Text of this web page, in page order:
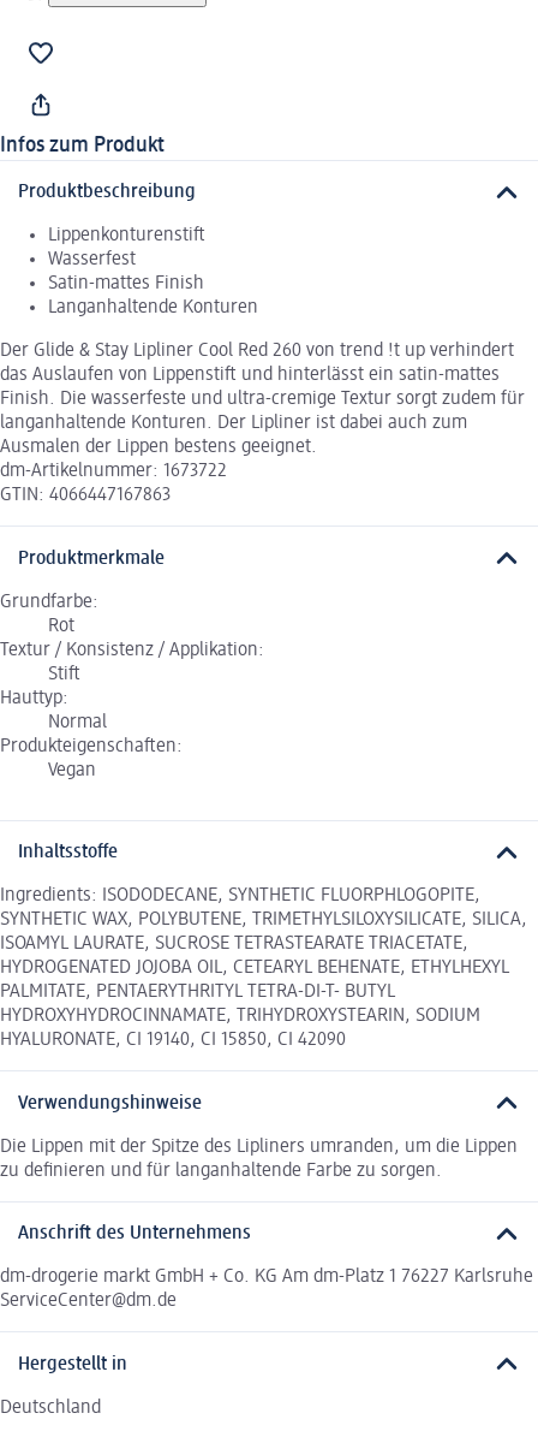
Infos zum Produkt
Produktbeschreibung
Lippenkonturenstift
Wasserfest
Satin-mattes Finish
Langanhaltende Konturen
Der Glide & Stay Lipliner Cool Red 260 von trend !t up verhindert
das Auslaufen von Lippenstift und hinterlässt ein satin-mattes
Finish. Die wasserfeste und ultra-cremige Textur sorgt zudem für
langanhaltende Konturen. Der Lipliner ist dabei auch zum
Ausmalen der Lippen bestens geeignet.
dm-Artikelnummer: 1673722
GTIN: 4066447167863
Produktmerkmale
Grundfarbe:
Rot
Textur / Konsistenz / Applikation:
Stift
Hauttyp:
Normal
Produkteigenschaften:
Vegan
Inhaltsstoffe
Ingredients: ISODODECANE, SYNTHETIC FLUORPHLOGOPITE,
SYNTHETIC WAX, POLYBUTENE, TRIMETHYLSILOXYSILICATE, SILICA,
ISOAMYL LAURATE, SUCROSE TETRASTEARATE TRIACETATE,
HYDROGENATED JOJOBA OIL, CETEARYL BEHENATE, ETHYLHEXYL
PALMITATE, PENTAERYTHRITYL TETRA-DI-T- BUTYL
HYDROXYHYDROCINNAMATE, TRIHYDROXYSTEARIN, SODIUM
HYALURONATE, CI 19140, CI 15850, CI 42090
Verwendungshinweise
Die Lippen mit der Spitze des Lipliners umranden, um die Lippen
zu definieren und für langanhaltende Farbe zu sorgen.
Anschrift des Unternehmens
dm-drogerie markt GmbH + Co. KG Am dm-Platz 1 76227 Karlsruhe
ServiceCenter@dm.de
Hergestellt in
Deutschland